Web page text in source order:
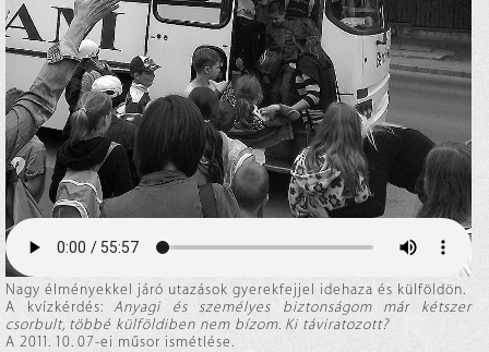
Nagy élményekkel járó utazások gyerekfejjel idehaza és külföldön.
A kvízkérdés:Anyagi és személyes biztonságom már kétszer
csorbult, többé külföldiben nem bízom. Ki táviratozott?
A 2011. 10. 07-ei műsor ismétlése.